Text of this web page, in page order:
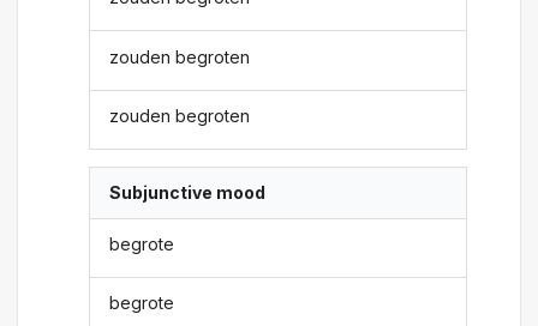
zouden begroten
zouden begroten
Subjunctive mood
begrote
begrote